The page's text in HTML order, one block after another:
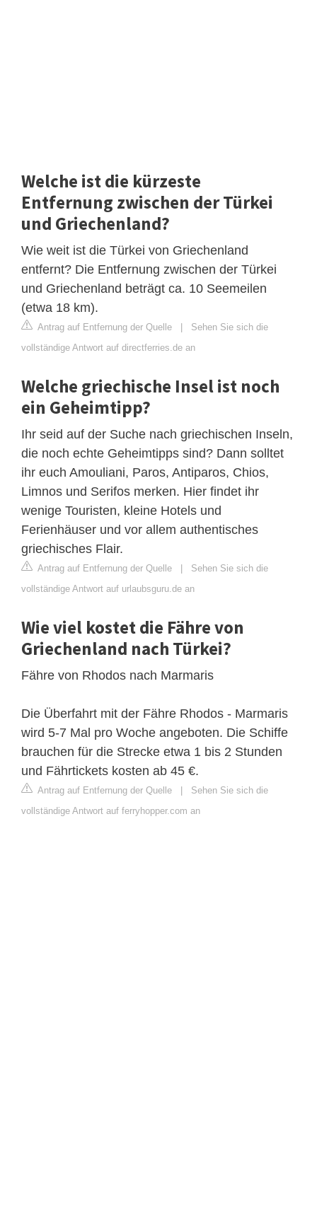
Welche ist die kürzeste
Entfernung zwischen der Türkei
und Griechenland?
Wie weit ist die Türkei von Griechenland
entfernt? Die Entfernung zwischen der Türkei
und Griechenland beträgt ca. 10 Seemeilen
(etwa 18 km).
Antrag auf Entfernung der Quelle | Sehen Sie sich die
vollständige Antwort auf directferries.de an
Welche griechische Insel ist noch
ein Geheimtipp?
Ihr seid auf der Suche nach griechischen Inseln,
die noch echte Geheimtipps sind? Dann solltet
ihr euch Amouliani, Paros, Antiparos, Chios,
Limnos und Serifos merken. Hier findet ihr
wenige Touristen, kleine Hotels und
Ferienhäuser und vor allem authentisches
griechisches Flair.
Antrag auf Entfernung der Quelle | Sehen Sie sich die
vollständige Antwort auf urlaubsguru.de an
Wie viel kostet die Fähre von
Griechenland nach Türkei?
Fähre von Rhodos nach Marmaris
Die Überfahrt mit der Fähre Rhodos - Marmaris
wird 5-7 Mal pro Woche angeboten. Die Schiffe
brauchen für die Strecke etwa 1 bis 2 Stunden
und Fährtickets kosten ab 45 €.
Antrag auf Entfernung der Quelle | Sehen Sie sich die
vollständige Antwort auf ferryhopper.com an